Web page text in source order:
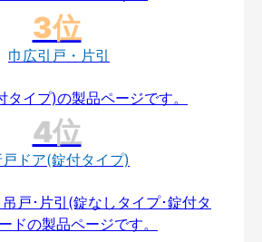
巾広引戸・片引
ドア(錠付タイプ)